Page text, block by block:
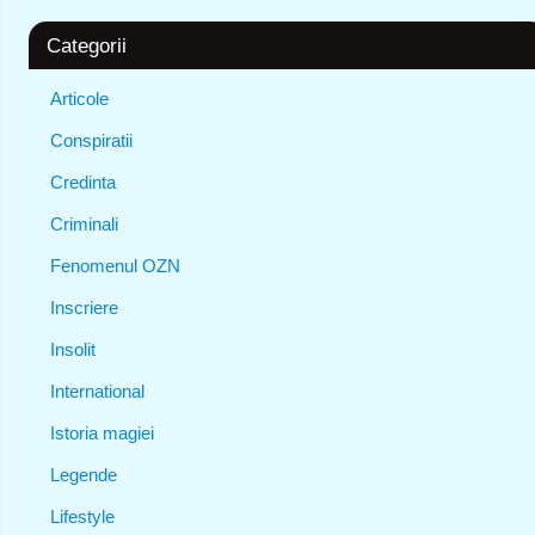
Categorii
Articole
Conspiratii
Credinta
Criminali
Fenomenul OZN
Inscriere
Insolit
International
Istoria magiei
Legende
Lifestyle